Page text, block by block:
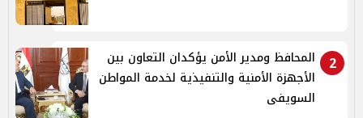
2
المحافظ ومدير الأمن يؤكدان التعاون بين
الأجهزة الأمنية والتنفيذية لخدمة المواطن
السويفى